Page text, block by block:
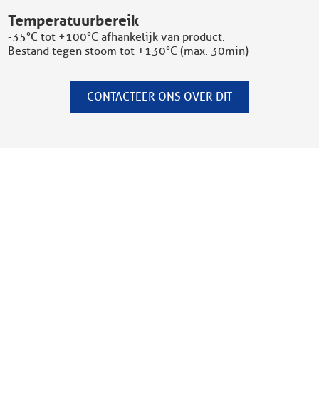
Temperatuurbereik
-35°C tot +100°C afhankelijk van product.
Bestand tegen stoom tot +130°C (max. 30min)
CONTACTEER ONS OVER DIT